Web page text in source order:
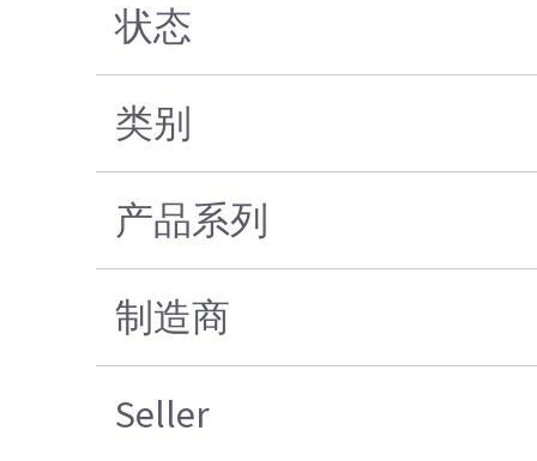
状态
类别
产品系列
制造商
Seller